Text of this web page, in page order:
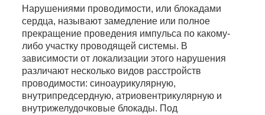
Нарушениями проводимости, или блокадами
сердца, называют замедление или полное
прекращение проведения импульса по какому-
либо участку проводящей системы. В
зависимости от локализации этого нарушения
различают несколько видов расстройств
проводимости: синоаурикулярную,
внутрипредсердную, атриовентрикулярную и
внутрижелудочковые блокады. Под